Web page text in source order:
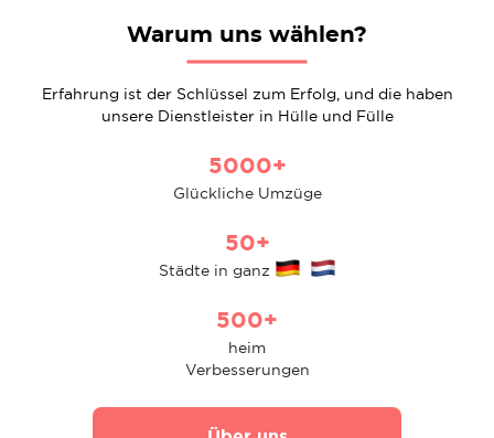
Warum uns wählen?
Erfahrung ist der Schlüssel zum Erfolg, und die haben
unsere Dienstleister in Hülle und Fülle
5000+
Glückliche Umzüge
50+
Städte in ganz
500+
heim
Verbesserungen